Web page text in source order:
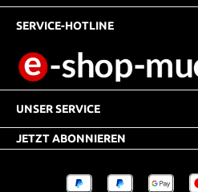
SERVICE-HOTLINE
UNSER SERVICE
JETZT ABONNIEREN